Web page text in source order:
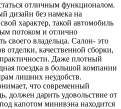
отличным функционалом.
дизайн без намека на
характер, такой автомобиль
потоком и отлично
своего владельца. Салон- это
отделки, качественной сборки,
Даже плотный
поездка в большой компании
лишних неудобств.
что современный
должен дарить удовольствие от
капотом минивэна находится